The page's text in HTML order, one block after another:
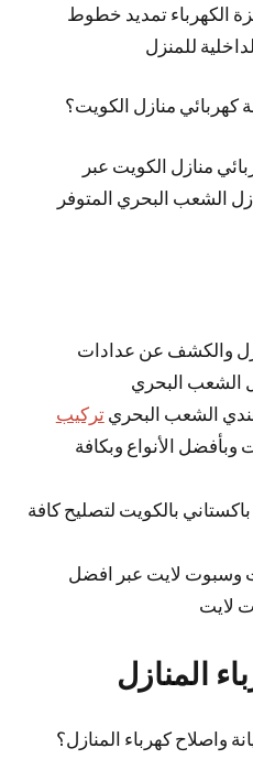
الكهرباء تمديد خطوط
للمنزل
منازل الكويت؟
منازل الكويت عبر
الشعب البحري المتوفر
والكشف عن عدادات
الشعب البحري
الشعب البحريتركيب
الأنواع وبكافة
بالكويت لتصليح كافة
وسبوت لايت عبر افضل
لايت
المنازل
كهرباء المنازل؟